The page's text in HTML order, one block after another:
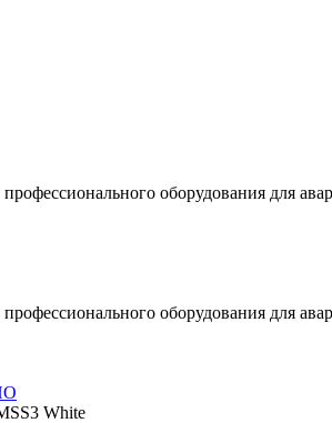
оборудования для
оборудования для
White